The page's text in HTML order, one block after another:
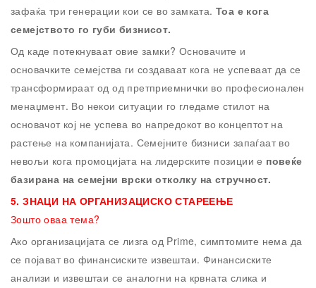
зафаќа три генерации кои се во замката. Тоа е кога
семејството го губи бизнисот.
Од каде потекнуваат овие замки? Основачите и
основачките семејства ги создаваат кога не успеваат да се
трансформираат од од претприемнички во професионален
менаџмент. Во некои ситуации го гледаме стилот на
основачот кој не успева во напредокот во концептот на
растење на компанијата. Семејните бизниси запаѓаат во
невољи кога промоцијата на лидерските позиции е повеќе
базирана на семејни врски отколку на стручност.
5.ЗНАЦИ НА ОРГАНИЗАЦИСКО СТАРЕЕЊЕ
Зошто оваа тема?
Ако организацијата се лизга од Prime, симптомите нема да
се појават во финансиските извештаи. Финансиските
анализи и извештаи се аналогни на крвната слика и